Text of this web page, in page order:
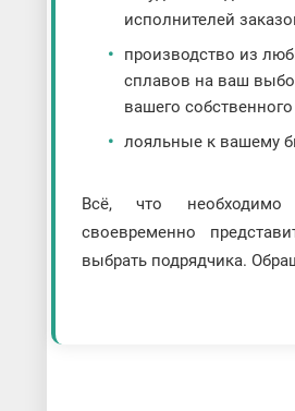
исполнителей
производство из
сплавов на ваш
вашего
лояльные к вашему
Всё, что
своевременно
выбрать подрядчика.